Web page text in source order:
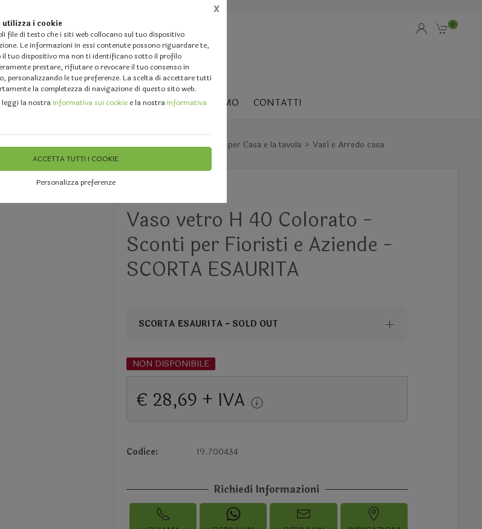
utilizza i cookie
file di testo che i siti web collocano sul tuo dispositivo
Le informazioni in essi contenute possono riguardare te,
il tuo dispositivo ma non ti identificano sotto il profilo
prestare, rifiutare o revocare il tuo consenso in
personalizzando le tue preferenze. La scelta di accettare tutti
la completezza di navigazione di questo sito web.
leggi la nostraInformativa sui cookie e la nostraInformativa
ACCETTA TUTTI I COOKIE
Personalizza preferenze
X
0
DOVE SIAMO FEEDBACK CHI SIAMO CONTATTI
diversi Palline - Nastri e Decori di Natale Decori per Casa e la tavola Vasi e Arredo casa
Vaso vetro H 40 Colorato -
Sconti per Fioristi e Aziende -
SCORTA ESAURITA
SCORTA ESAURITA - SOLD OUT
NON DISPONIBILE
€ 28,69 + IVA
Codice: 19.700434
Richiedi Informazioni